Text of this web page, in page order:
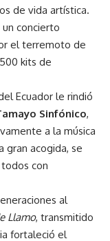
de vida artística.
concierto
el terremoto de
kits de
Ecuador le rindió
Sinfónico,
a la música
gran acogida, se
con
al
Llamo, transmitido
fortaleció el